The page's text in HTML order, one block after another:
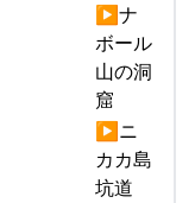
▶ナ
ボール
山の洞
窟
▶ニ
カカ島
坑道